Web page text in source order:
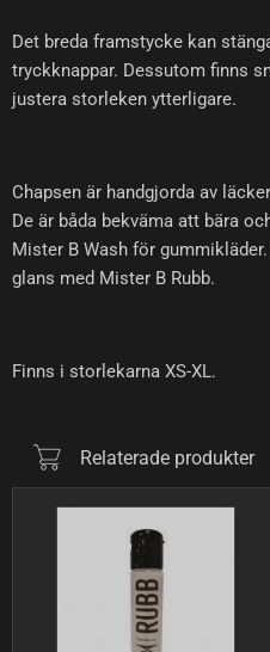
Det breda framstycke kan
tryckknappar. Dessutom finns
justera storleken ytterligare.
Chapsen är handgjorda av
De är båda bekväma att bära
Mister B Wash för
glans med Mister B Rubb.
Finns i storlekarna XS-XL.
Relaterade produkter